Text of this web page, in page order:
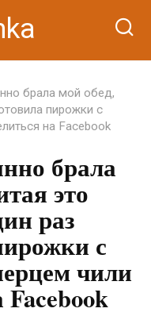
брала мой обед,
пирожки с
на Facebook
брала
это
раз
с
чили